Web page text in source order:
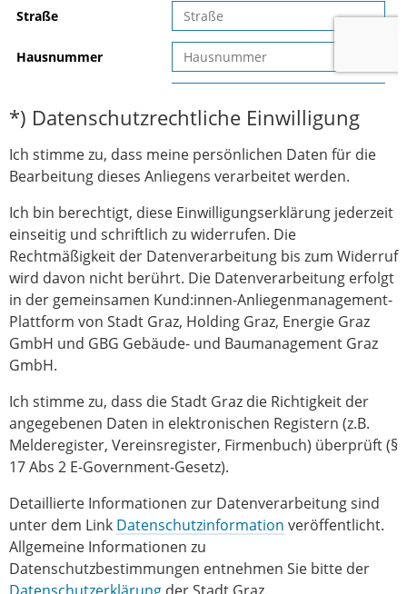
*) Datenschutzrechtliche Einwilligung
Ich stimme zu, dass meine persönlichen Daten für die
Bearbeitung dieses Anliegens verarbeitet werden.
Ich bin berechtigt, diese Einwilligungserklärung jederzeit
einseitig und schriftlich zu widerrufen. Die
Rechtmäßigkeit der Datenverarbeitung bis zum Widerruf
wird davon nicht berührt. Die Datenverarbeitung erfolgt
in der gemeinsamen Kund:innen-Anliegenmanagement-
Plattform von Stadt Graz, Holding Graz, Energie Graz
GmbH und GBG Gebäude- und Baumanagement Graz
GmbH.
Ich stimme zu, dass die Stadt Graz die Richtigkeit der
angegebenen Daten in elektronischen Registern (z.B.
Melderegister, Vereinsregister, Firmenbuch) überprüft (§
17 Abs 2 E-Government-Gesetz).
Detaillierte Informationen zur Datenverarbeitung sind
unter dem Link Datenschutzinformation veröffentlicht.
Allgemeine Informationen zu
Datenschutzbestimmungen entnehmen Sie bitte der